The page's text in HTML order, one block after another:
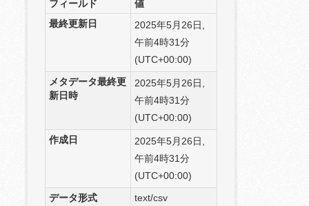
フィールド
値
最終更新日
2025年5月26日,
午前4時31分
(UTC+00:00)
メタデータ最終更
新日時
2025年5月26日,
午前4時31分
(UTC+00:00)
作成日
2025年5月26日,
午前4時31分
(UTC+00:00)
データ形式
text/csv